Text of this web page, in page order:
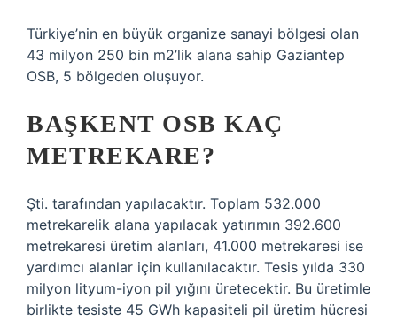
Türkiye’nin en büyük organize sanayi bölgesi olan
43 milyon 250 bin m2’lik alana sahip Gaziantep
OSB, 5 bölgeden oluşuyor.
BAŞKENT OSB KAÇ
METREKARE?
Şti. tarafından yapılacaktır. Toplam 532.000
metrekarelik alana yapılacak yatırımın 392.600
metrekaresi üretim alanları, 41.000 metrekaresi ise
yardımcı alanlar için kullanılacaktır. Tesis yılda 330
milyon lityum-iyon pil yığını üretecektir. Bu üretimle
birlikte tesiste 45 GWh kapasiteli pil üretim hücresi